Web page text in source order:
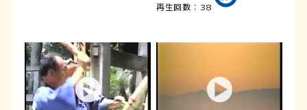
再生回数：38